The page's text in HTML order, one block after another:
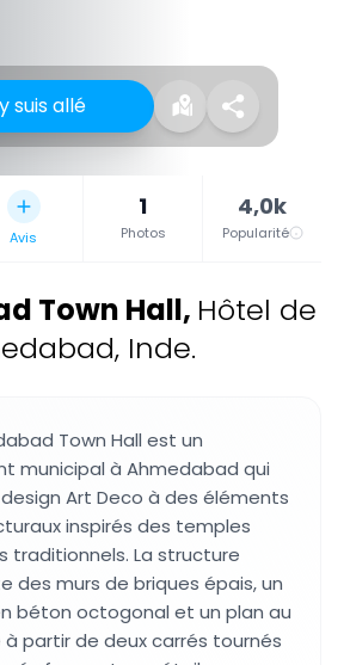
suis allé
Avis
1
Photos
4,0k
Popularité
Town Hall, Hôtel de
Inde.
Town Hall est un
municipal à Ahmedabad qui
Art Deco à des éléments
inspirés des temples
traditionnels. La structure
des murs de briques épais, un
béton octogonal et un plan au
à partir de deux carrés tournés